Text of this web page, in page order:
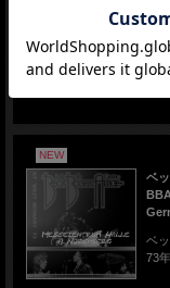
R)]
価格： 2,350円(税込)
NEW
ベ
ベ
73